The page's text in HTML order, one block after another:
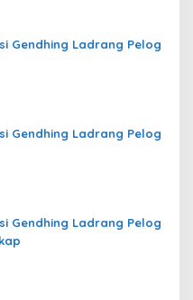
Gendhing Ladrang Pelog
Gendhing Ladrang Pelog
Gendhing Ladrang Pelog